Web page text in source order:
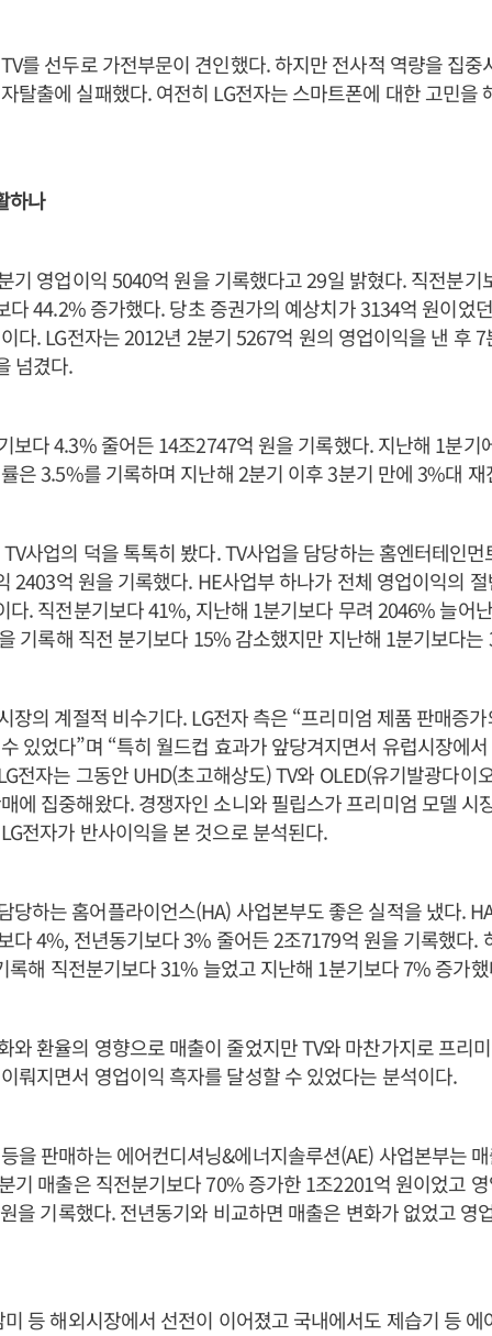
를 선두로 가전부문이 견인했다. 하지만 전사적 역량을 집중
탈출에 실패했다. 여전히 LG전자는 스마트폰에 대한 고민을
하나
기 영업이익 5040억 원을 기록했다고 29일 밝혔다. 직전분기
다 44.2% 증가했다. 당초 증권가의 예상치가 3134억 원이었
다. LG전자는 2012년 2분기 5267억 원의 영업이익을 낸 후
넘겼다.
보다 4.3% 줄어든 14조2747억 원을 기록했다. 지난해 1분기
은 3.5%를 기록하며 지난해 2분기 이후 3분기 만에 3%대
사업의 덕을 톡톡히 봤다. TV사업을 담당하는 홈엔터테인
2403억 원을 기록했다. HE사업부 하나가 전체 영업이익의
다. 직전분기보다 41%, 지난해 1분기보다 무려 2046% 늘어
기록해 직전 분기보다 15% 감소했지만 지난해 1분기보다는
장의 계절적 비수기다. LG전자 측은 “프리미엄 제품 판매증
있었다”며 “특히 월드컵 효과가 앞당겨지면서 유럽시장에
전자는 그동안 UHD(초고해상도) TV와 OLED(유기발광다이
에 집중해왔다. 경쟁자인 소니와 필립스가 프리미엄 모델 시
전자가 반사이익을 본 것으로 분석된다.
당하는 홈어플라이언스(HA) 사업본부도 좋은 실적을 냈다.
다 4%, 전년동기보다 3% 줄어든 2조7179억 원을 기록했다.
록해 직전분기보다 31% 늘었고 지난해 1분기보다 7% 증가
와 환율의 영향으로 매출이 줄었지만 TV와 마찬가지로 프리
뤄지면서 영업이익 흑자를 달성할 수 있었다는 분석이다.
을 판매하는 에어컨디셔닝&에너지솔루션(AE) 사업본부는
기 매출은 직전분기보다 70% 증가한 1조2201억 원이었고
을 기록했다. 전년동기와 비교하면 매출은 변화가 없었고 영
등 해외시장에서 선전이 이어졌고 국내에서도 제습기 등 에